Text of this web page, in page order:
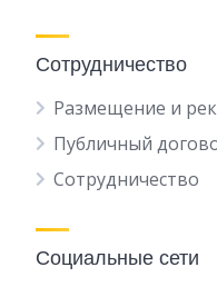
Сотрудничество
Размещение и
Публичный
Сотрудничество
Социальные сети